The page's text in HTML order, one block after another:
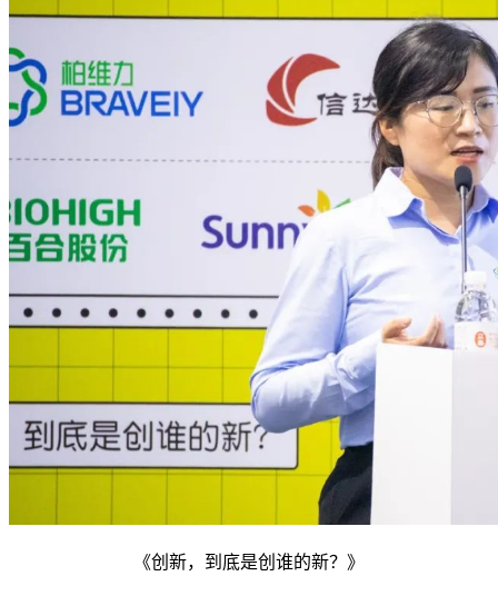
《创新，到底是创谁的新？》